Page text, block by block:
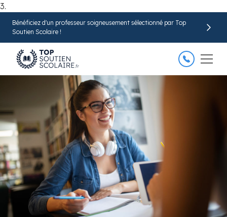
3.
Trouver mon professeur
Bénéficiez d'un professeur soigneusement sélectionné par Top
Soutien Scolaire !